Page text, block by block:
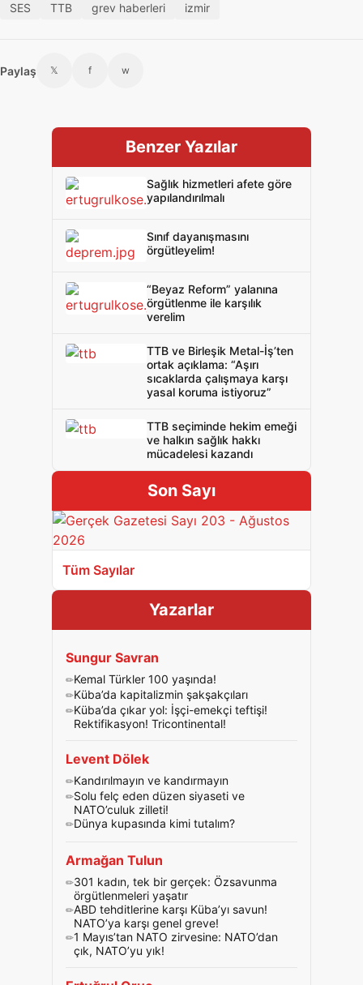
SES TTB grev haberleri izmir
Paylaş 𝕏 f w
Benzer Yazılar
Sağlık hizmetleri afete göre
yapılandırılmalı
Sınıf dayanışmasını
örgütleyelim!
“Beyaz Reform” yalanına
örgütlenme ile karşılık
verelim
TTB ve Birleşik Metal-İş’ten
ortak açıklama: “Aşırı
sıcaklarda çalışmaya karşı
yasal koruma istiyoruz”
TTB seçiminde hekim emeği
ve halkın sağlık hakkı
mücadelesi kazandı
Son Sayı
Tüm Sayılar
Yazarlar
Sungur Savran
Kemal Türkler 100 yaşında!
Küba’da kapitalizmin şakşakçıları
Küba’da çıkar yol: İşçi-emekçi teftişi!
Rektifikasyon! Tricontinental!
Levent Dölek
Kandırılmayın ve kandırmayın
Solu felç eden düzen siyaseti ve
NATO’culuk zilleti!
Dünya kupasında kimi tutalım?
Armağan Tulun
301 kadın, tek bir gerçek: Özsavunma
örgütlenmeleri yaşatır
ABD tehditlerine karşı Küba’yı savun!
NATO’ya karşı genel greve!
1 Mayıs’tan NATO zirvesine: NATO’dan
çık, NATO’yu yık!